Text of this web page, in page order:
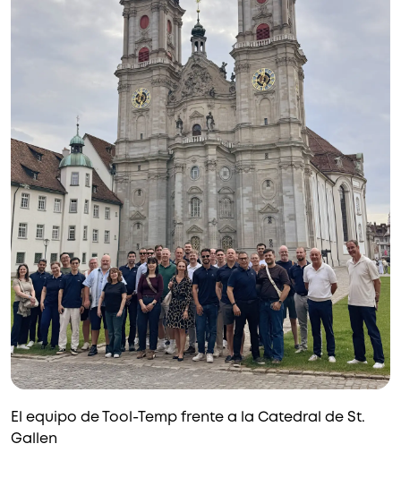
El equipo de Tool-Temp frente a la Catedral de St.
Gallen